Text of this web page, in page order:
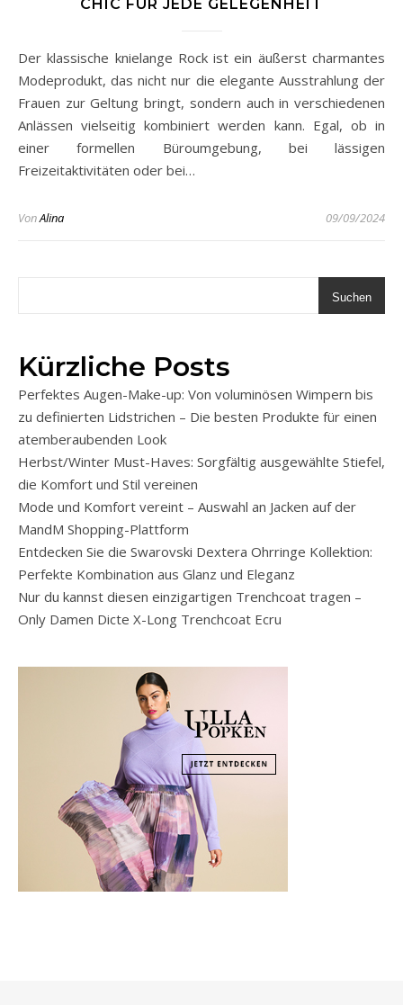
CHIC FÜR JEDE GELEGENHEIT
Der klassische knielange Rock ist ein äußerst charmantes
Modeprodukt, das nicht nur die elegante Ausstrahlung der
Frauen zur Geltung bringt, sondern auch in verschiedenen
Anlässen vielseitig kombiniert werden kann. Egal, ob in
einer formellen Büroumgebung, bei lässigen
Freizeitaktivitäten oder bei…
VonAlina 09/09/2024
Suchen
Kürzliche Posts
Perfektes Augen-Make-up: Von voluminösen Wimpern bis
zu definierten Lidstrichen – Die besten Produkte für einen
atemberaubenden Look
Herbst/Winter Must-Haves: Sorgfältig ausgewählte Stiefel,
die Komfort und Stil vereinen
Mode und Komfort vereint – Auswahl an Jacken auf der
MandM Shopping-Plattform
Entdecken Sie die Swarovski Dextera Ohrringe Kollektion:
Perfekte Kombination aus Glanz und Eleganz
Nur du kannst diesen einzigartigen Trenchcoat tragen –
Only Damen Dicte X-Long Trenchcoat Ecru